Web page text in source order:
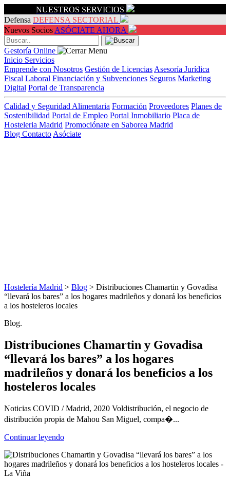
NUESTROS SERVICIOS
Defensa DEFENSA SECTORIAL
Nuevos Socios ASÓCIATE AHORA
Gestoría Online
Inicio Servicios
Emprende con Nosotros Gestión de Licencias Asesoría Jurídica
Fiscal Laboral Financiación y Subvenciones Seguros Marketing
Digital Portal de Transparencia
Calidad y Seguridad Alimentaria Formación Proveedores Planes de
Sostenibilidad Portal de Empleo Portal Inmobiliario Placa de
Hosteleria Madrid Promociónate en Saborea Madrid
Blog Contacto Asóciate
Hostelería Madrid > Blog > Distribuciones Chamartin y Govadisa
“llevará los bares” a los hogares madrileños y donará los beneficios
a los hosteleros locales
Blog.
Distribuciones Chamartin y Govadisa
“llevará los bares” a los hogares
madrileños y donará los beneficios a los
hosteleros locales
Noticias COVID / Madrid, 2020 Voldistribución, el negocio de
distribución propia de Mahou San Miguel, compa�...
Continuar leyendo